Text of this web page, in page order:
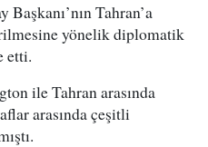
Tahran’a
yönelik diplomatik
etti.
ile Tahran arasında
arasında çeşitli